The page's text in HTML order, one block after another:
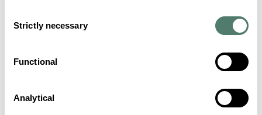
Selection
Strictly necessary
Functional
Analytical